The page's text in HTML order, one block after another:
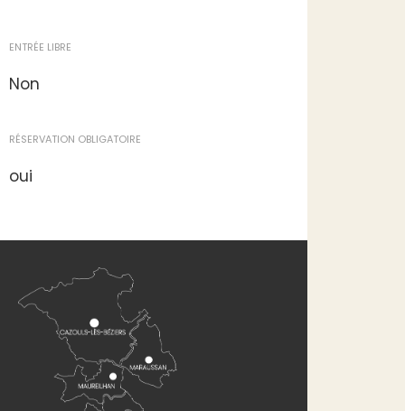
ENTRÉE LIBRE
Non
RÉSERVATION OBLIGATOIRE
oui